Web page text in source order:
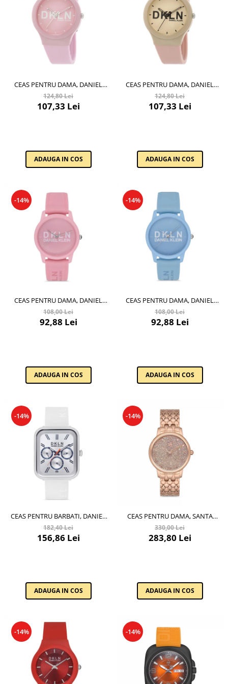
CEAS PENTRU DAMA, DANIEL
KLEIN DKLN, DK.1.12411.3
124,80 Lei
107,33 Lei
ADAUGA IN COS
CEAS PENTRU DAMA, DANIEL
KLEIN DKLN, DK.1.12411.7
124,80 Lei
107,33 Lei
ADAUGA IN COS
-14%
CEAS PENTRU DAMA, DANIEL
KLEIN DKLN, DK.1.12645.4
108,00 Lei
92,88 Lei
ADAUGA IN COS
-14%
CEAS PENTRU DAMA, DANIEL
KLEIN DKLN, DK.1.12645.5
108,00 Lei
92,88 Lei
ADAUGA IN COS
-14%
CEAS PENTRU BARBATI, DANIEL
KLEIN DKLN, DK.1.12648.4
182,40 Lei
156,86 Lei
ADAUGA IN COS
-14%
CEAS PENTRU DAMA, SANTA
BARBARA POLO UNIQUE,
SB.1.10127.2
330,00 Lei
283,80 Lei
ADAUGA IN COS
-14% -14%